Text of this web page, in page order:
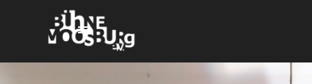
Menü überspringen